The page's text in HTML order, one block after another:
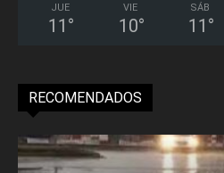
JUE
11 °
VIE
10°
SÁB
11 °
RECOMENDADOS